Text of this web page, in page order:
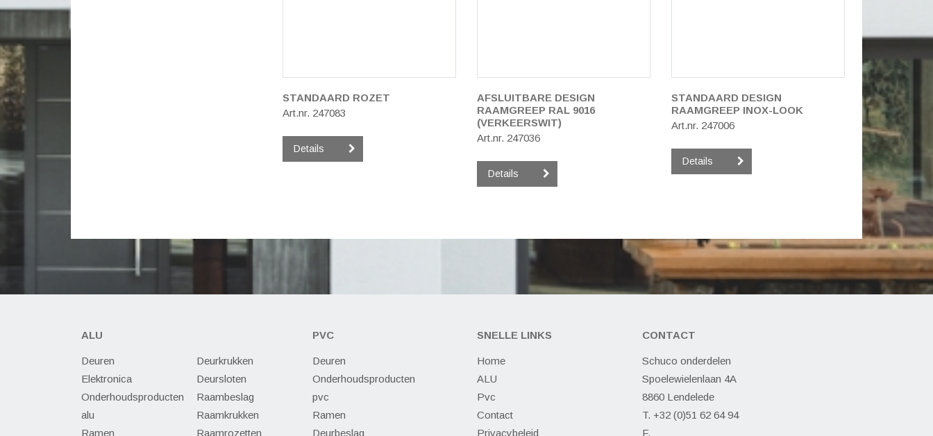
STANDAARD ROZET
Art.nr. 247083
Details
AFSLUITBARE DESIGN
RAAMGREEP RAL 9016
(VERKEERSWIT)
Art.nr. 247036
Details
STANDAARD DESIGN
RAAMGREEP INOX-LOOK
Art.nr. 247006
Details
ALU
Deuren
Elektronica
Onderhoudsproducten
alu
Ramen
Deurkrukken
Deursloten
Raambeslag
Raamkrukken
Raamrozetten
PVC
Deuren
Onderhoudsproducten
pvc
Ramen
Deurbeslag
SNELLE LINKS
Home
ALU
Pvc
Contact
Privacybeleid
CONTACT
Schuco onderdelen
Spoelewielenlaan 4A
8860 Lendelede
T. +32 (0)51 62 64 94
F.